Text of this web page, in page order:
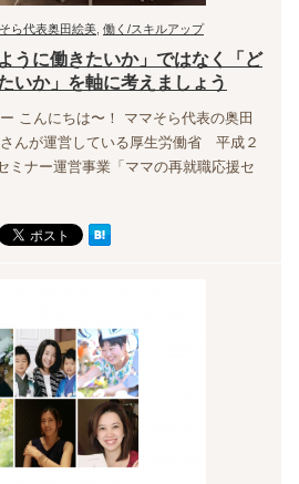
ら代表奥田絵美 働く/スキルアップ
うに働きたいか」ではなく「ど
いか」を軸に考えましょう
こんにちは〜！ ママそら代表の奥田
んが運営している厚生労働省 平成２
ミナー運営事業「ママの再就職応援セ